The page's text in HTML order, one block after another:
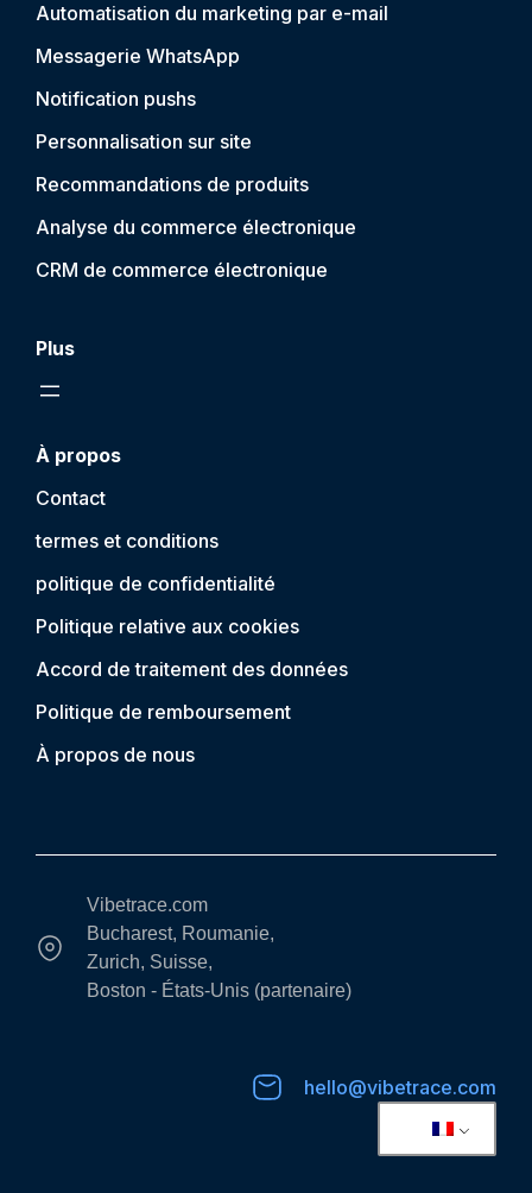
Automatisation du marketing par e-mail
Messagerie WhatsApp
Notification pushs
Personnalisation sur site
Recommandations de produits
Analyse du commerce électronique
CRM de commerce électronique
Plus
À propos
Contact
termes et conditions
politique de confidentialité
Politique relative aux cookies
Accord de traitement des données
Politique de remboursement
À propos de nous
Vibetrace.com
Bucharest, Roumanie,
Zurich, Suisse,
Boston - États-Unis (partenaire)
hello@vibetrace.com